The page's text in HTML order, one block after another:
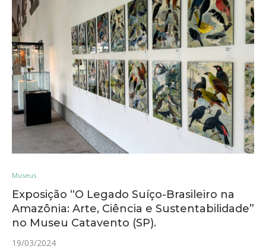
Museus
Exposição “O Legado Suíço-Brasileiro na
Amazônia: Arte, Ciência e Sustentabilidade”
no Museu Catavento (SP).
19/03/2024